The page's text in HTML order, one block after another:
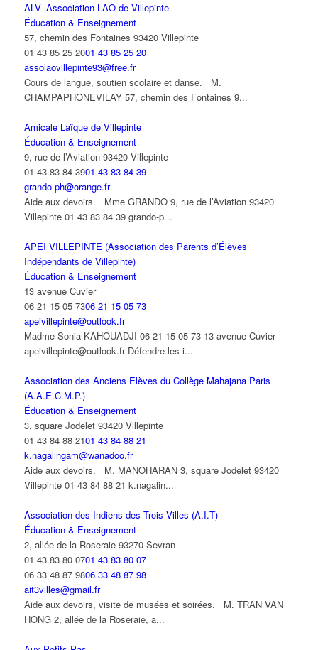
ALV- Association LAO de Villepinte
Éducation & Enseignement
57, chemin des Fontaines 93420 Villepinte
01 43 85 25 2001 43 85 25 20
assolaovillepinte93@free.fr
Cours de langue, soutien scolaire et danse. M.
CHAMPAPHONEVILAY 57, chemin des Fontaines 9...
Amicale Laïque de Villepinte
Éducation & Enseignement
9, rue de l’Aviation 93420 Villepinte
01 43 83 84 3901 43 83 84 39
grando-ph@orange.fr
Aide aux devoirs. Mme GRANDO 9, rue de l’Aviation 93420
Villepinte 01 43 83 84 39 grando-p...
APEI VILLEPINTE (Association des Parents d’Élèves
Indépendants de Villepinte)
Éducation & Enseignement
13 avenue Cuvier
06 21 15 05 7306 21 15 05 73
apeivillepinte@outlook.fr
Madme Sonia KAHOUADJI 06 21 15 05 73 13 avenue Cuvier
apeivillepinte@outlook.fr Défendre les i...
Association des Anciens Elèves du Collège Mahajana Paris
(A.A.E.C.M.P.)
Éducation & Enseignement
3, square Jodelet 93420 Villepinte
01 43 84 88 2101 43 84 88 21
k.nagalingam@wanadoo.fr
Aide aux devoirs. M. MANOHARAN 3, square Jodelet 93420
Villepinte 01 43 84 88 21 k.nagalin...
Association des Indiens des Trois Villes (A.I.T)
Éducation & Enseignement
2, allée de la Roseraie 93270 Sevran
01 43 83 80 0701 43 83 80 07
06 33 48 87 9806 33 48 87 98
ait3villes@gmail.fr
Aide aux devoirs, visite de musées et soirées. M. TRAN VAN
HONG 2, allée de la Roseraie, a...